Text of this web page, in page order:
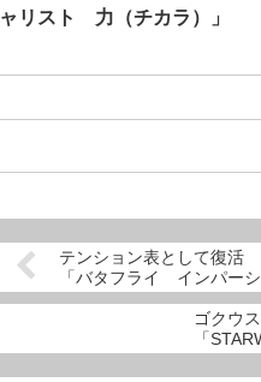
リスト 力（チカラ）」
テンション表として復活
「バタフライ インパーシ
ゴクウ
「